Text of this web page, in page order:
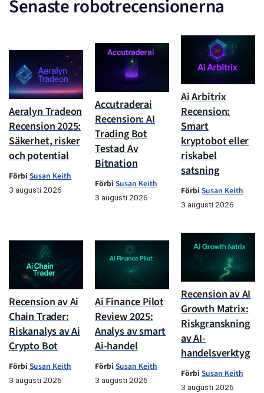
Senaste robotrecensionerna
Aeralyn Tradeon
Recension 2025:
Säkerhet, risker
och potential
Förbi Susan Keith
3 augusti 2026
Accutraderai
Recension: AI
Trading Bot
Testad Av
Bitnation
Förbi Susan Keith
3 augusti 2026
Ai Arbitrix
Recension:
Smart
kryptobot eller
riskabel
satsning
Förbi Susan Keith
3 augusti 2026
Recension av Ai
Chain Trader:
Riskanalys av Ai
Crypto Bot
Förbi Susan Keith
3 augusti 2026
Ai Finance Pilot
Review 2025:
Analys av smart
Ai-handel
Förbi Susan Keith
3 augusti 2026
Recension av AI
Growth Matrix:
Riskgranskning
av AI-
handelsverktyg
Förbi Susan Keith
3 augusti 2026